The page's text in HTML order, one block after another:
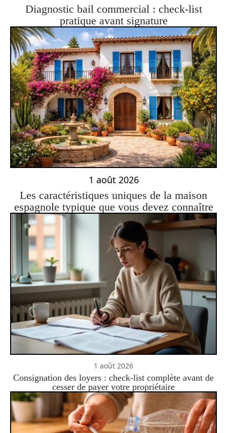
Diagnostic bail commercial : check-list
pratique avant signature
1 août 2026
Les caractéristiques uniques de la maison
espagnole typique que vous devez connaître
1 août 2026
Consignation des loyers : check-list complète avant de
cesser de payer votre propriétaire